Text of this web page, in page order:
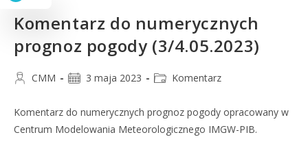
Komentarz do numerycznych
prognoz pogody (3/4.05.2023)
CMM 3 maja 2023 Komentarz
Komentarz do numerycznych prognoz pogody opracowany w
Centrum Modelowania Meteorologicznego IMGW-PIB.